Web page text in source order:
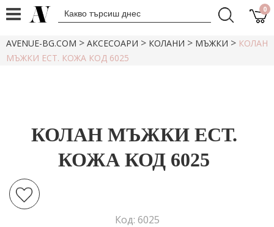
0
AVENUE-BG.COM > АКСЕСОАРИ > КОЛАНИ > МЪЖКИ > КОЛАН
МЪЖКИ ЕСТ. КОЖА КОД 6025
КОЛАН МЪЖКИ ЕСТ.
КОЖА КОД 6025
Код: 6025